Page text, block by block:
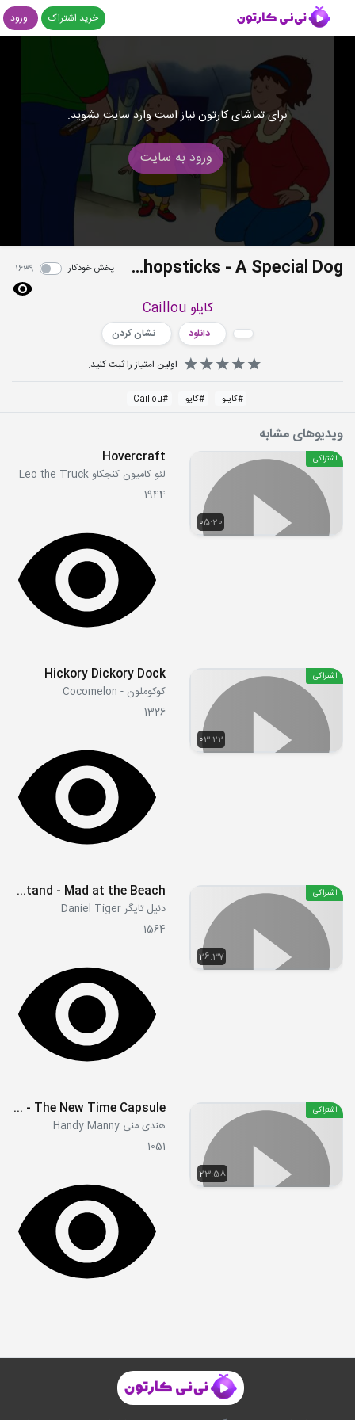
خرید اشتراک ورود
برای تماشای کارتون نیاز است وارد سایت بشوید.
ورود به سایت
S02E02 - The Treasure Chest - A Camping We Will Go - Chopsticks - A Special Dog پخش خودکار 1639
کایلو Caillou
دانلود
نشان کردن
اولین امتیاز را ثبت کنید.
#کایلو #کایو #
Caillou
ویدیوهای مشابه
05:20
اشتراکی Hovercraft
لئو کامیون کنجکاو Leo the Truck
1944
03:22
اشتراکی Hickory Dickory Dock
کوکوملون - Cocomelon
1326
26:37
اشتراکی S03E09 - The Lemonade Stand - Mad at the Beach
دنیل تایگر Daniel Tiger
1564
23:58
اشتراکی S03E20 - Art Show - The New Time Capsule
هندی منی Handy Manny
1051